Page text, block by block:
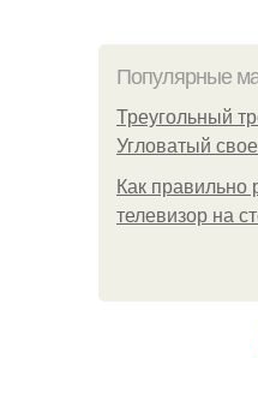
Популярные
Треугольный
Угловатый
Как правильно
телевизор на